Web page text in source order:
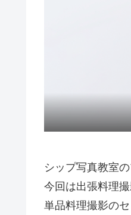
シップ写真教室
今回は出張料理
単品料理撮影の